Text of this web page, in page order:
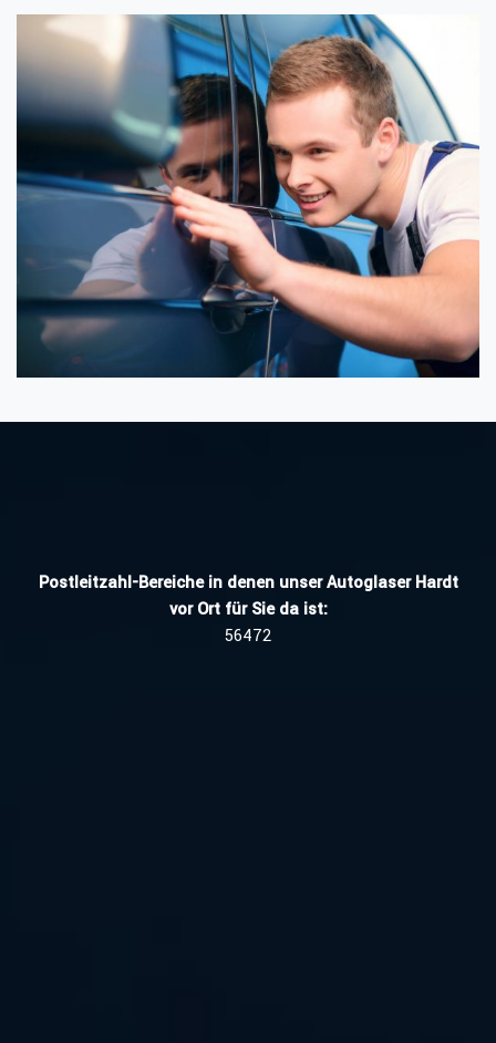
Postleitzahl-Bereiche in denen unser Autoglaser Hardt
vor Ort für Sie da ist:
56472